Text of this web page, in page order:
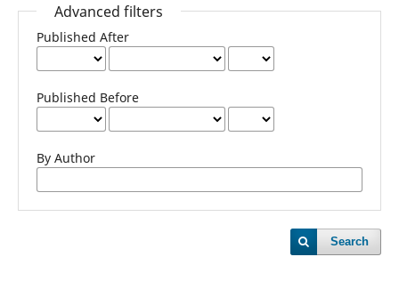
Advanced filters
Published After
Published Before
By Author
Search